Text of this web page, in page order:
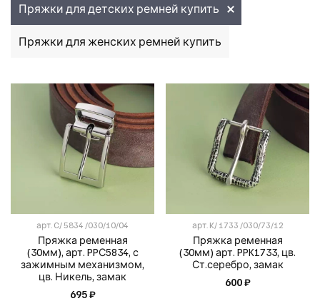
Пряжки для детских ремней купить
Пряжки для женских ремней купить
арт. C/ 5834 /030/10/04
Пряжка ременная
(30мм), арт. PPС5834, с
зажимным механизмом,
цв. Никель, замак
695 ₽
арт. K/ 1733 /030/73/12
Пряжка ременная
(30мм) арт. PPK1733, цв.
Ст.серебро, замак
600 ₽